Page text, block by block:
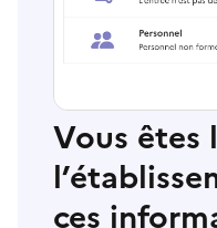
Vous êtes
ces